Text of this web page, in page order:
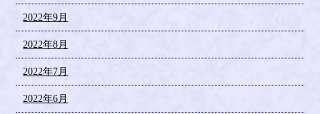
2022年9月
2022年8月
2022年7月
2022年6月